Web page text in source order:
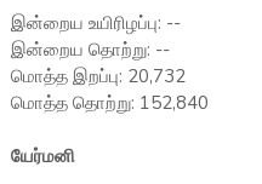
இன்றைய உயிரிழப்பு: --
இன்றைய தொற்று: --
மொத்த இறப்பு: 20,732
மொத்த தொற்று: 152,840
யேர்மனி